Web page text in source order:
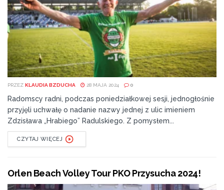
PRZEZ KLAUDIA BZDUCHA 28 MAJA 2024 0
Radomscy radni, podczas poniedziałkowej sesji, jednogłośnie
przyjęli uchwałę o nadanie nazwy jednej z ulic imieniem
Zdzisława „Hrabiego” Radulskiego. Z pomysłem...
CZYTAJ WIĘCEJ
Orlen Beach Volley Tour PKO Przysucha 2024!